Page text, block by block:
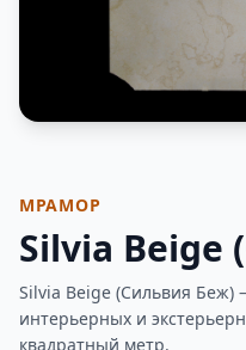
МРАМОР
Silvia Beige
Silvia Beige (Сильвия
интерьерных и
квадратный метр.